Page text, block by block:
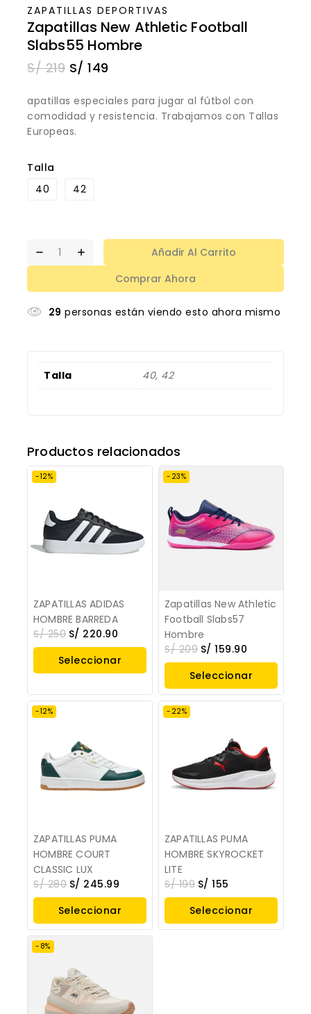
ZAPATILLAS DEPORTIVAS
Zapatillas New Athletic Football
Slabs55 Hombre
S/219 S/ 149
apatillas especiales para jugar al fútbol con
comodidad y resistencia. Trabajamos con Tallas
Europeas.
Talla
40
42
Añadir Al Carrito
Comprar Ahora
29 personas están viendo esto ahora mismo
Talla 40, 42
Productos relacionados
-12%
ZAPATILLAS ADIDAS
HOMBRE BARREDA
S/250 S/ 220.90
Seleccionar
-23%
Zapatillas New Athletic
Football Slabs57
Hombre
S/209 S/ 159.90
Seleccionar
Opciones
-12%
ZAPATILLAS PUMA
HOMBRE COURT
CLASSIC LUX
S/280 S/ 245.99
Seleccionar
Opciones
-22%
ZAPATILLAS PUMA
HOMBRE SKYROCKET
LITE
S/199 S/ 155
Seleccionar
Opciones
-8%